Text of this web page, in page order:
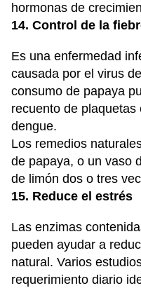
hormonas de
14. Control de la
Es una enfermedad
causada por el virus
consumo de papaya
recuento de plaquetas
dengue.
Los remedios
de papaya, o un vaso
de limón dos o tres
15. Reduce el estrés
Las enzimas
pueden ayudar a
natural. Varios
requerimiento diario